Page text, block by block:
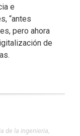
e
“antes
pero ahora
de
de la ingenieria